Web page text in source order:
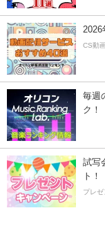
2026
CS動
毎週
ク！
試写
ト！
プレ